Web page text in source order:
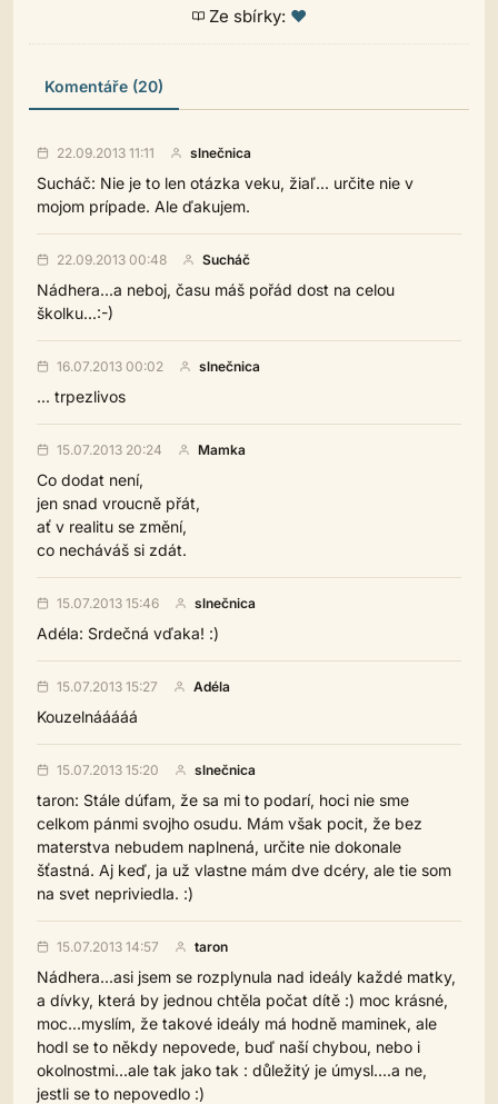
Ze sbírky: ♥
Komentáře (20)
22.09.2013 11:11 slnečnica
Sucháč: Nie je to len otázka veku, žiaľ... určite nie v
mojom prípade. Ale ďakujem.
22.09.2013 00:48 Sucháč
Nádhera...a neboj, času máš pořád dost na celou
školku...:-)
16.07.2013 00:02 slnečnica
... trpezlivos
15.07.2013 20:24 Mamka
Co dodat není,
jen snad vroucně přát,
ať v realitu se změní,
co necháváš si zdát.
15.07.2013 15:46 slnečnica
Adéla: Srdečná vďaka! :)
15.07.2013 15:27 Adéla
Kouzelnááááá
15.07.2013 15:20 slnečnica
taron: Stále dúfam, že sa mi to podarí, hoci nie sme
celkom pánmi svojho osudu. Mám však pocit, že bez
materstva nebudem naplnená, určite nie dokonale
šťastná. Aj keď, ja už vlastne mám dve dcéry, ale tie som
na svet nepriviedla. :)
15.07.2013 14:57 taron
Nádhera...asi jsem se rozplynula nad ideály každé matky,
a dívky, která by jednou chtěla počat dítě :) moc krásné,
moc...myslím, že takové ideály má hodně maminek, ale
hodl se to někdy nepovede, buď naší chybou, nebo i
okolnostmi...ale tak jako tak : důležitý je úmysl....a ne,
jestli se to nepovedlo :)